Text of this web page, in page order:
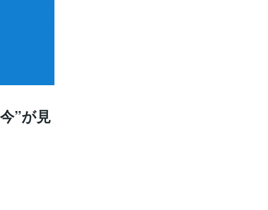
”が見